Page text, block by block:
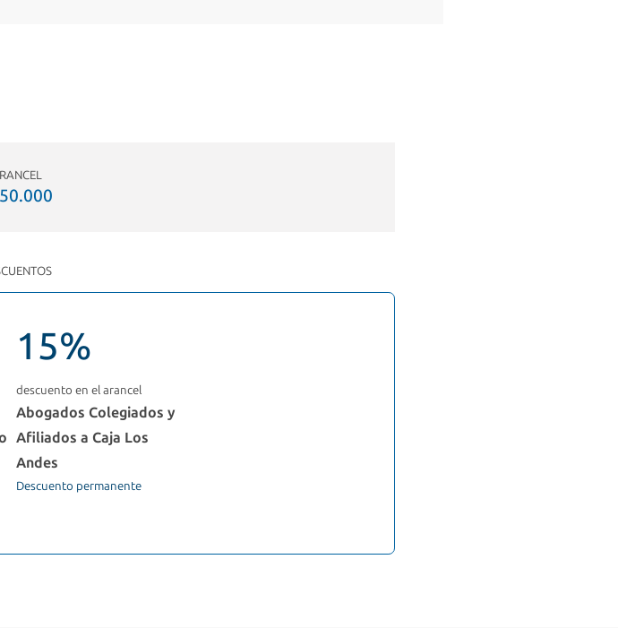
15%
descuento en el arancel
Abogados Colegiados y
Afiliados a Caja Los
Andes
Descuento permanente